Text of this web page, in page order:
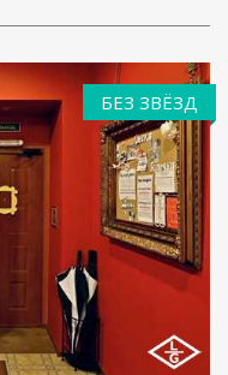
БЕЗ ЗВЁЗД